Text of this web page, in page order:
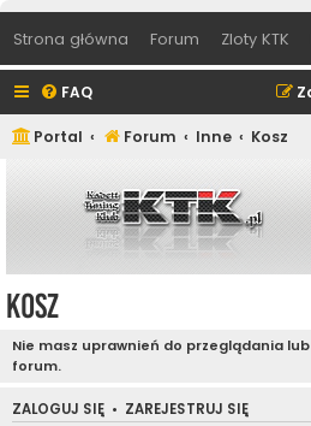
Strona główna Forum Zloty KTK
FAQ
Portal Forum Inne Kosz
Kosz
Nie masz uprawnień do przeglądania
forum.
ZALOGUJ SIĘ • ZAREJESTRUJ SIĘ